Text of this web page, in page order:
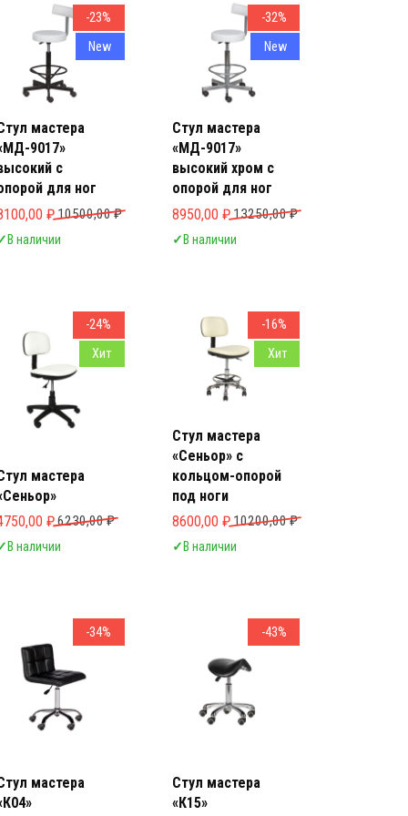
9900,00 ₽.
-23%
New
мастера
9017»
с
для ног
10500,00₽
цена составляла 10500,00 ₽.
₽
цена: 8100,00 ₽.
В наличии
-32%
New
Стул мастера
«МД-9017»
высокий хром с
опорой для ног
13250,00₽
Первоначальная цена составляла
8950,00 ₽
Текущая цена: 8950,00 ₽.
✓ В наличии
-24%
Хит
мастера
6230,00₽
цена составляла 6230,00 ₽.
₽
цена: 4750,00 ₽.
В наличии
-16%
Хит
Стул мастера
«Сеньор» с
кольцом-опорой
под ноги
10200,00₽
Первоначальная цена составляла
8600,00 ₽
Текущая цена: 8600,00 ₽.
✓ В наличии
-34%
мастера
-43%
Стул мастера
«К15»